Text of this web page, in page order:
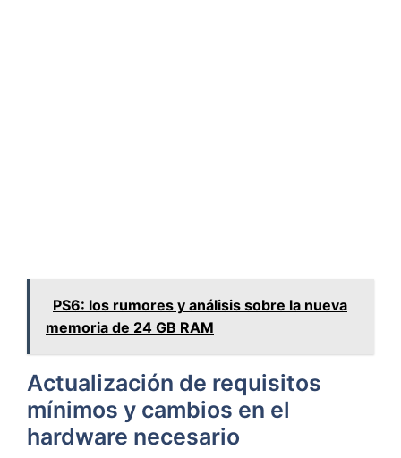
PS6: los rumores y análisis sobre la nueva
memoria de 24 GB RAM
Actualización de requisitos
mínimos y cambios en el
hardware necesario